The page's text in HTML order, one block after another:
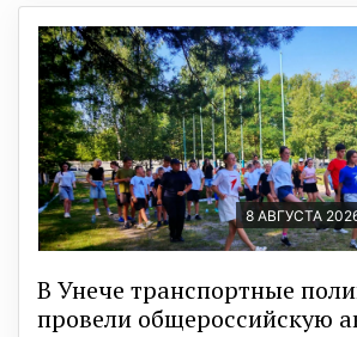
8 АВГУСТА
В Унече транспортные
провели общероссийскую